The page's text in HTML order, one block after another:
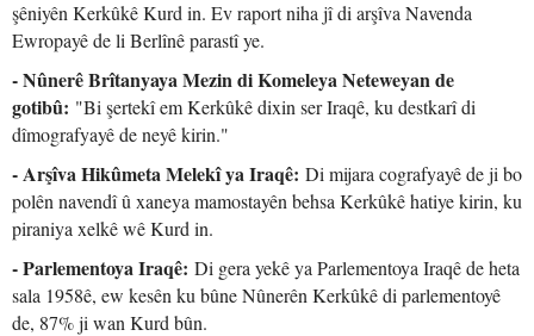
şêniyên Kerkûkê Kurd in. Ev raport niha jî di arşîva Navenda
Ewropayê de li Berlînê parastî ye.
- Nûnerê Brîtanyaya Mezin di Komeleya Neteweyan de
gotibû: "Bi şertekî em Kerkûkê dixin ser Iraqê, ku destkarî di
dîmografyayê de neyê kirin."
- Arşîva Hikûmeta Melekî ya Iraqê: Di mijara cografyayê de ji bo
polên navendî û xaneya mamostayên behsa Kerkûkê hatiye kirin, ku
piraniya xelkê wê Kurd in.
- Parlementoya Iraqê: Di gera yekê ya Parlementoya Iraqê de heta
sala 1958ê, ew kesên ku bûne Nûnerên Kerkûkê di parlementoyê
de, 87% ji wan Kurd bûn.